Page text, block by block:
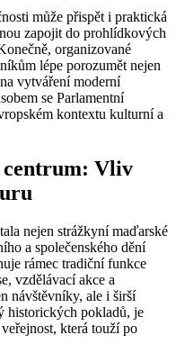
může přispět i praktická
zapojit do prohlídkových
organizované
lépe porozumět nejen
vytváření moderní
se Parlamentní
kontextu kulturní a
Vliv
nejen strážkyní maďarské
a společenského dění
rámec tradiční funkce
vzdělávací akce a
návštěvníky, ale i širší
historických pokladů, je
která touží po